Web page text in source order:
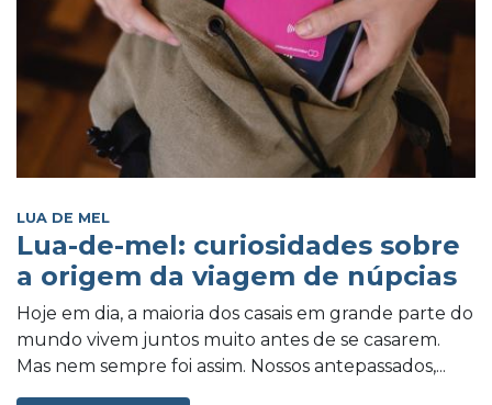
LUA DE MEL
Lua-de-mel: curiosidades sobre
a origem da viagem de núpcias
Hoje em dia, a maioria dos casais em grande parte do
mundo vivem juntos muito antes de se casarem.
Mas nem sempre foi assim. Nossos antepassados,...